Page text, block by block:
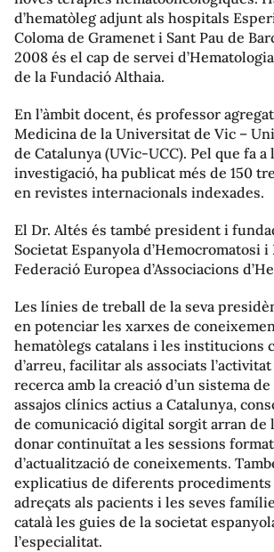
d’hematòleg adjunt als hospitals
Coloma de Gramenet i Sant Pau de
2008 és el cap de servei
de la Fundació Althaia.
En l’àmbit docent, és professor
Medicina de la Universitat de Vic –
de Catalunya (UVic-UCC). Pel que fa a
investigació, ha publicat més de 150
en revistes internacionals indexades.
El Dr. Altés és també president i
Societat Espanyola d’Hemocromatosi
Federació Europea d’Associacions
Les línies de treball de la seva
en potenciar les xarxes de
hematòlegs catalans i les institucions
d’arreu, facilitar als associats
recerca amb la creació d’un sistema
assajos clínics actius a Catalunya,
de comunicació digital sorgit arran de
donar continuïtat a les sessions
d’actualització de coneixements.
explicatius de diferents procediments
adreçats als pacients i les seves
català les guies de la societat
l’especialitat.